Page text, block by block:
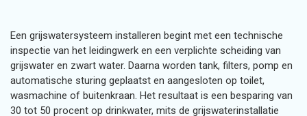
Een grijswatersysteem installeren begint met een technische
inspectie van het leidingwerk en een verplichte scheiding van
grijswater en zwart water. Daarna worden tank, filters, pomp en
automatische sturing geplaatst en aangesloten op toilet,
wasmachine of buitenkraan. Het resultaat is een besparing van
30 tot 50 procent op drinkwater, mits de grijswaterinstallatie